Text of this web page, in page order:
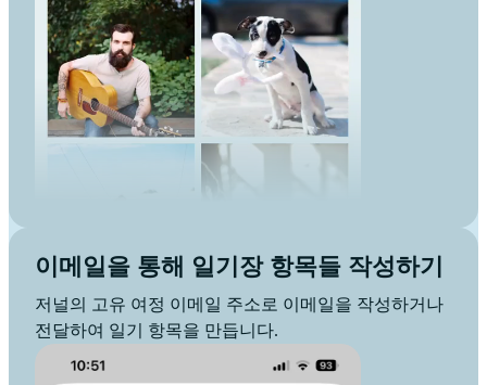
이메일을 통해 일기장 항목들 작성하기
저널의 고유 여정 이메일 주소로 이메일을 작성하거나
전달하여 일기 항목을 만듭니다.